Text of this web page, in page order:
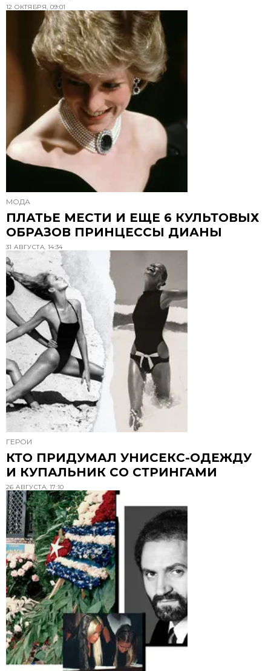
12 ОКТЯБРЯ, 09:01
МОДА
ПЛАТЬЕ МЕСТИ И ЕЩЕ 6 КУЛЬТОВЫХ
ОБРАЗОВ ПРИНЦЕССЫ ДИАНЫ
31 АВГУСТА, 14:34
ГЕРОИ
КТО ПРИДУМАЛ УНИСЕКС-ОДЕЖДУ
И КУПАЛЬНИК СО СТРИНГАМИ
26 АВГУСТА, 17:10